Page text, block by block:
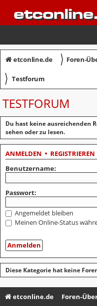
etconline.de 〉 Foren-
〉 Testforum
TESTFORUM
Du hast keine ausreichenden
sehen oder zu lesen.
ANMELDEN • REGISTRIEREN
Benutzername:
Passwort:
Angemeldet bleiben
Meinen Online-Status
Diese Kategorie hat keine
etconline.de Foren-